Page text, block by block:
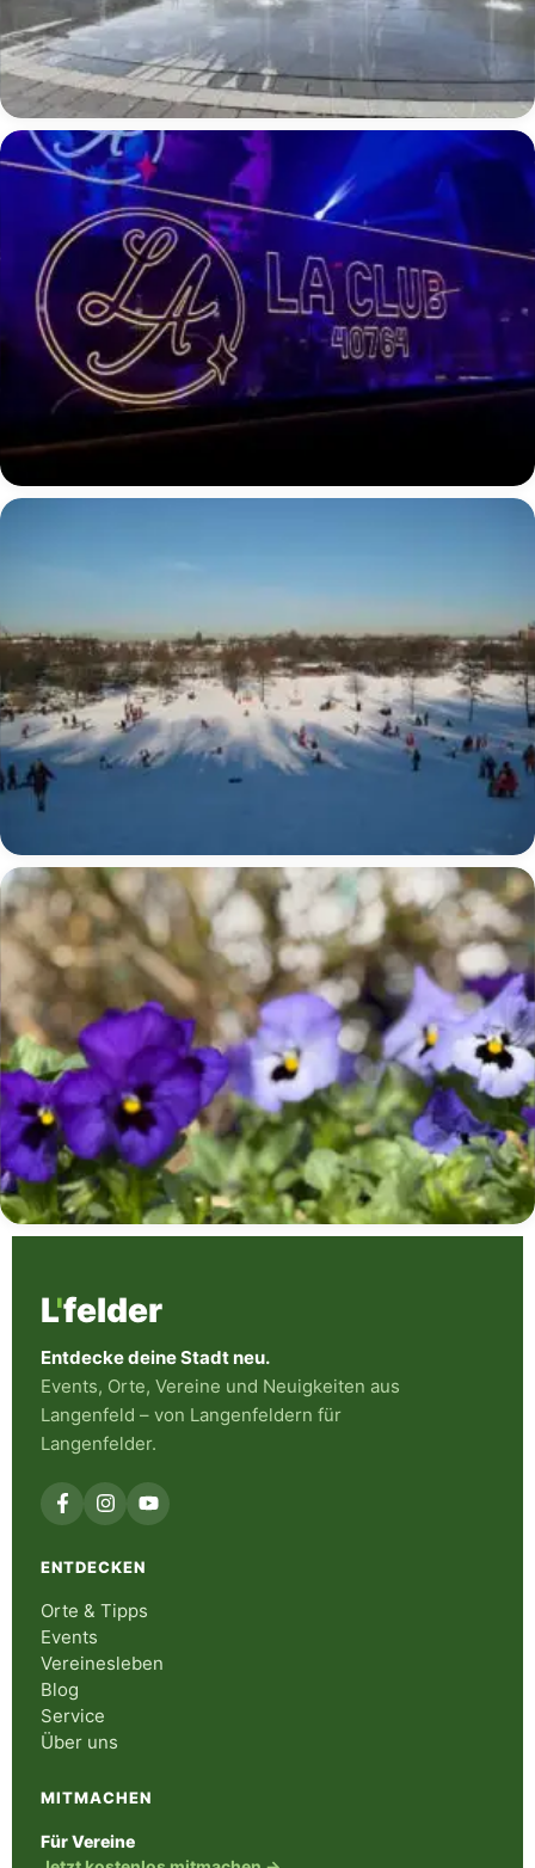
L'felder
Entdecke deine Stadt neu.
Events, Orte, Vereine und Neuigkeiten aus
Langenfeld – von Langenfeldern für
Langenfelder.
ENTDECKEN
Orte & Tipps
Events
Vereinesleben
Blog
Service
Über uns
MITMACHEN
Für Vereine